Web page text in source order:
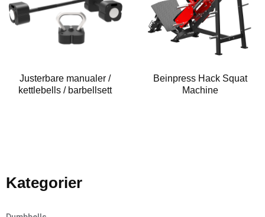
Justerbare manualer /
kettlebells / barbellsett
Beinpress Hack Squat
Machine
Kategorier